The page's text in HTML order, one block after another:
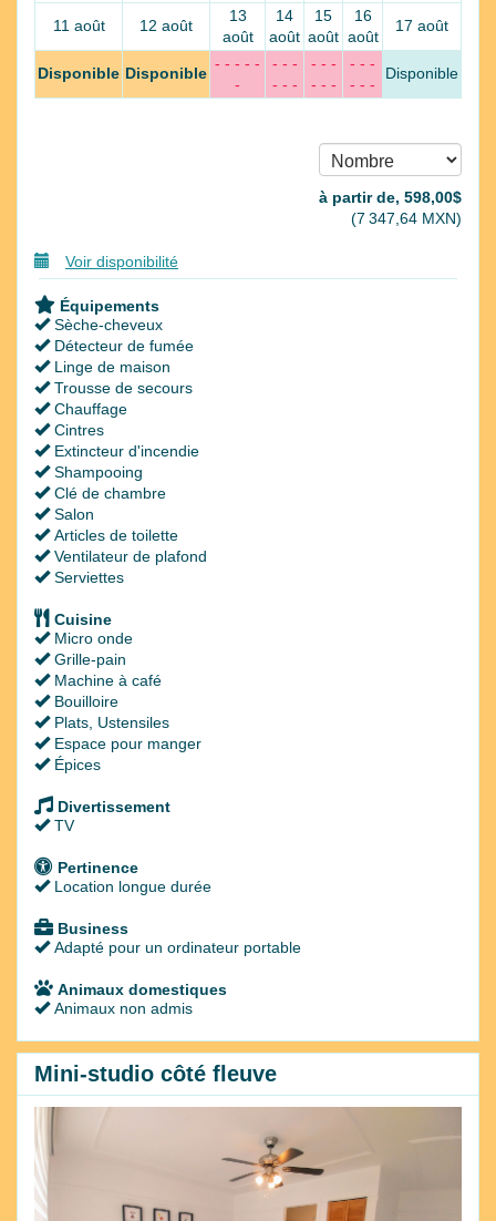
11 août 12 août
13
août
14
août
15
août
16
août
17 août
Disponible Disponible
- - - - -
-
- - -
- - -
- - -
- - -
- - -
- - -
Disponible
à partir de‚ 598,00$
(7 347,64 MXN)
Voir disponibilité
Équipements
Sèche-cheveux
Détecteur de fumée
Linge de maison
Trousse de secours
Chauffage
Cintres
Extincteur d'incendie
Shampooing
Clé de chambre
Salon
Articles de toilette
Ventilateur de plafond
Serviettes
Cuisine
Micro onde
Grille-pain
Machine à café
Bouilloire
Plats, Ustensiles
Espace pour manger
Épices
Divertissement
TV
Pertinence
Location longue durée
Business
Adapté pour un ordinateur portable
Animaux domestiques
Animaux non admis
Mini-studio côté fleuve